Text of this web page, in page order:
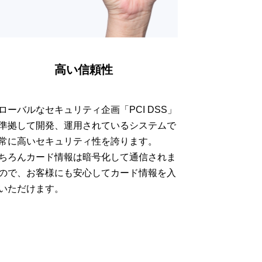
高い信頼性
ーバルなセキュリティ企画「PCI DSS」
拠して開発、運用されているシステムで
に高いセキュリティ性を誇ります。
ろんカード情報は暗号化して通信されま
で、お客様にも安心してカード情報を入
ただけます。